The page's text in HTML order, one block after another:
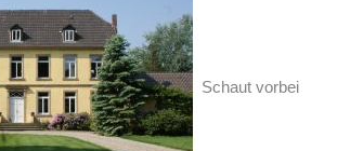
Schaut vorbei